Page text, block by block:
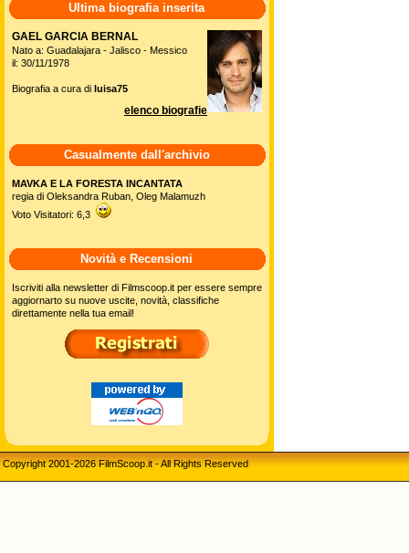
Ultima biografia inserita
GAEL GARCIA BERNAL
Nato a: Guadalajara - Jalisco - Messico
il: 30/11/1978
Biografia a cura di luisa75
elenco biografie
Casualmente dall'archivio
MAVKA E LA FORESTA INCANTATA
regia di Oleksandra Ruban, Oleg Malamuzh
Voto Visitatori: 6,3
Novità e Recensioni
Iscriviti alla newsletter di Filmscoop.it per essere sempre
aggiornarto su nuove uscite, novità, classifiche
direttamente nella tua email!
Copyright 2001-2026 FilmScoop.it - All Rights Reserved